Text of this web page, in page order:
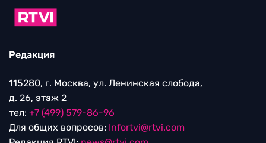
Редакция
115280, г. Москва, ул. Ленинская слобода,
д. 26, этаж 2
тел: +7 (499) 579-86-96
Для общих вопросов: Infortvi@rtvi.com